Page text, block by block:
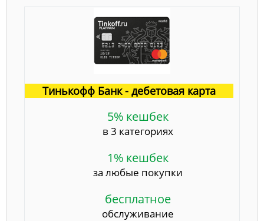
Тинькофф Банк - дебетовая карта
5% кешбек
в 3 категориях
1% кешбек
за любые покупки
бесплатное
обслуживание